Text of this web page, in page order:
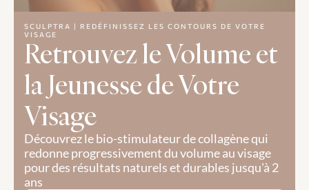
SCULPTRA | REDÉFINISSEZ LES CONTOURS DE VOTRE
VISAGE
Retrouvez le Volume et
la Jeunesse de Votre
Visage
Découvrez le bio-stimulateur de collagène qui
redonne progressivement du volume au visage
pour des résultats naturels et durables jusqu'à 2
ans